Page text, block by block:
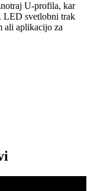
U-profila, kar
LED svetlobni trak
ali aplikacijo za